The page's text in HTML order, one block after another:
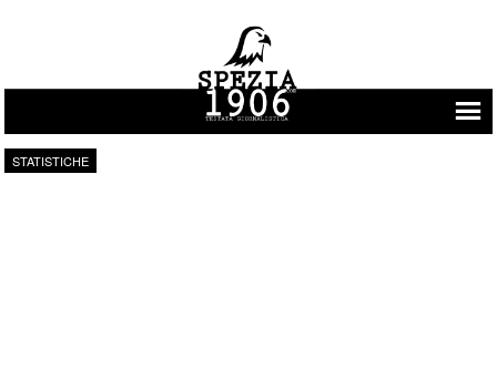
Vai al contenuto
STATISTICHE